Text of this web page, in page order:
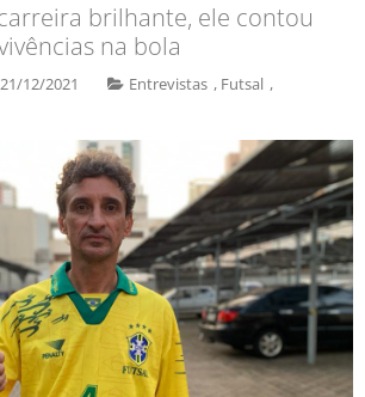
brilhante, ele contou
na bola
21/12/2021 Entrevistas , Futsal ,